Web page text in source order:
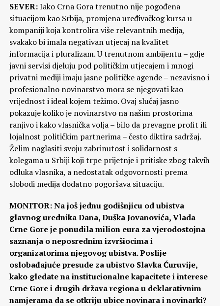
SEVER:Iako Crna Gora trenutno nije pogođena
situacijom kao Srbija, promjena uređivačkog kursa u
kompaniji koja kontrolira više relevantnih medija,
svakako bi imala negativan utjecaj na kvalitet
informacija i pluralizam. U trenutnom ambijentu – gdje
javni servisi djeluju pod političkim utjecajem i mnogi
privatni mediji imaju jasne političke agende – nezavisno i
profesionalno novinarstvo mora se njegovati kao
vrijednost i ideal kojem težimo. Ovaj slučaj jasno
pokazuje koliko je novinarstvo na našim prostorima
ranjivo i kako vlasnička volja – bilo da prevagne profit ili
lojalnost političkim partnerima – često diktira sadržaj.
Želim naglasiti svoju zabrinutost i solidarnost s
kolegama u Srbiji koji trpe prijetnje i pritiske zbog takvih
odlukа vlasnika, a nedostatak odgovornosti prema
slobodi medija dodatno pogoršava situaciju.
MONITOR: Na još jednu godišnjicu od ubistva
glavnog urednika Dana, Duška Jovanovića, Vlada
Crne Gore je ponudila milion eura za vjerodostojna
saznanja o neposrednim izvršiocima i
organizatorima njegovog ubistva. Poslije
oslobađajuće presude za ubistvo Slavka Ćuruvije,
kako gledate na institucionalne kapacitete i interese
Crne Gore i drugih država regiona u deklarativnim
namjerama da se otkriju ubice novinara i novinarki?